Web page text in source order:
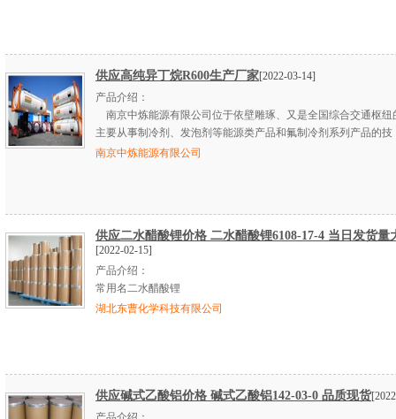
供应高纯异丁烷R600生产厂家[2022-03-14]
产品介绍：
南京中炼能源有限公司位于依壁雕琢、又是全国综合交通枢纽
主要从事制冷剂、发泡剂等能源类产品和氟制冷剂系列产品的技
南京中炼能源有限公司
供应二水醋酸锂价格 二水醋酸锂6108-17-4 当日发货量
[2022-02-15]
产品介绍：
常用名二水醋酸锂
湖北东曹化学科技有限公司
供应碱式乙酸铝价格 碱式乙酸铝142-03-0 品质现货